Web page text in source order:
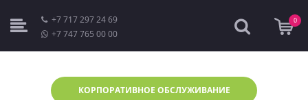
+7 717 297 24 69
+7 747 765 00 00
0
КОРПОРАТИВНОЕ ОБСЛУЖИВАНИЕ